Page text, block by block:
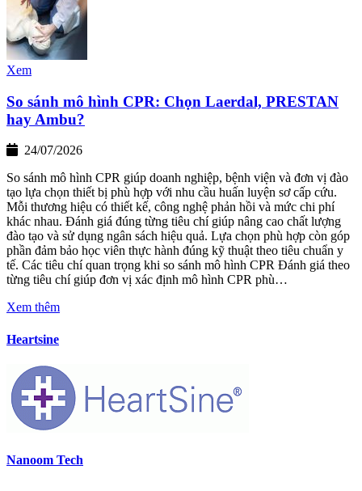
Xem
So sánh mô hình CPR: Chọn Laerdal, PRESTAN
hay Ambu?
24/07/2026
So sánh mô hình CPR giúp doanh nghiệp, bệnh viện và đơn vị đào
tạo lựa chọn thiết bị phù hợp với nhu cầu huấn luyện sơ cấp cứu.
Mỗi thương hiệu có thiết kế, công nghệ phản hồi và mức chi phí
khác nhau. Đánh giá đúng từng tiêu chí giúp nâng cao chất lượng
đào tạo và sử dụng ngân sách hiệu quả. Lựa chọn phù hợp còn góp
phần đảm bảo học viên thực hành đúng kỹ thuật theo tiêu chuẩn y
tế. Các tiêu chí quan trọng khi so sánh mô hình CPR Đánh giá theo
từng tiêu chí giúp đơn vị xác định mô hình CPR phù…
Xem thêm
Heartsine
Nanoom Tech